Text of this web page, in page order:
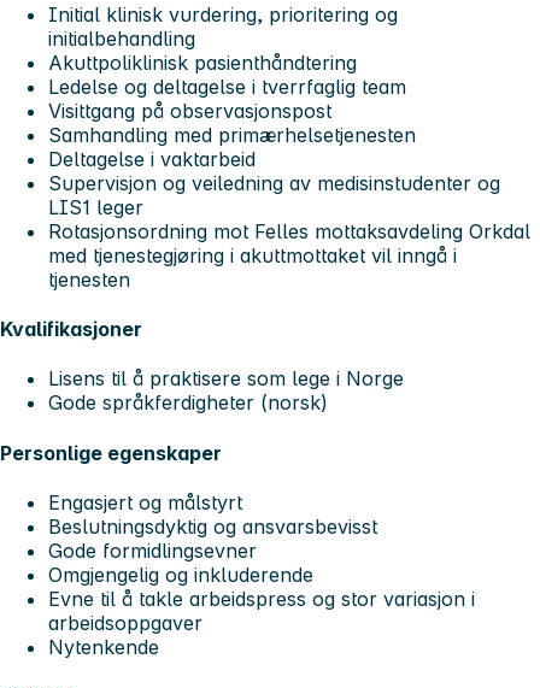
Initial klinisk vurdering, prioritering og
initialbehandling
Akuttpoliklinisk pasienthåndtering
Ledelse og deltagelse i tverrfaglig team
Visittgang på observasjonspost
Samhandling med primærhelsetjenesten
Deltagelse i vaktarbeid
Supervisjon og veiledning av medisinstudenter og
LIS1 leger
Rotasjonsordning mot Felles mottaksavdeling Orkdal
med tjenestegjøring i akuttmottaket vil inngå i
tjenesten
Kvalifikasjoner
Lisens til å praktisere som lege i Norge
Gode språkferdigheter (norsk)
Personlige egenskaper
Engasjert og målstyrt
Beslutningsdyktig og ansvarsbevisst
Gode formidlingsevner
Omgjengelig og inkluderende
Evne til å takle arbeidspress og stor variasjon i
arbeidsoppgaver
Nytenkende